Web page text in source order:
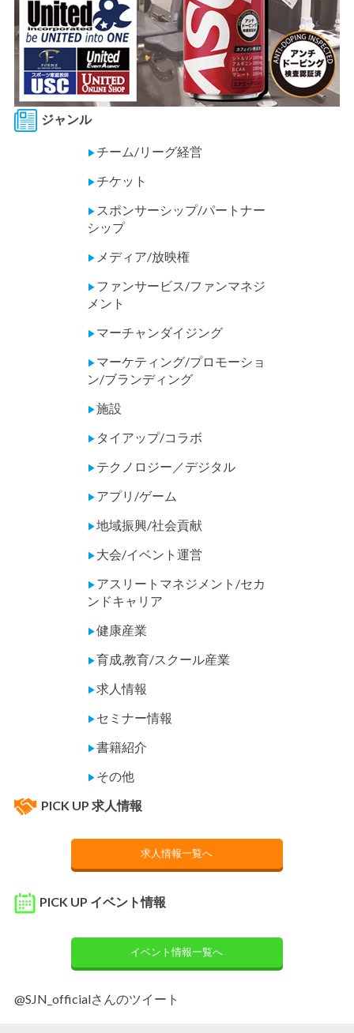
ジャンル
▶チーム/リーグ経営
▶チケット
▶ スポンサーシップ/パートナー
シップ
▶ メディア/放映権
▶ ファンサービス/ファンマネジ
メント
▶ マーチャンダイジング
▶ マーケティング/プロモーショ
ン/ブランディング
▶施設
▶ タイアップ/コラボ
▶ テクノロジー／デジタル
▶ アプリ/ゲーム
▶地域振興/社会貢献
▶ 大会/イベント運営
▶ アスリートマネジメント/セカ
ンドキャリア
▶健康産業
▶育成,教育/スクール産業
▶求人情報
▶ セミナー情報
▶書籍紹介
▶ その他
PICK UP 求人情報
求人情報一覧へ
PICK UP イベント情報
イベント情報一覧へ
@SJN_officialさんのツイート